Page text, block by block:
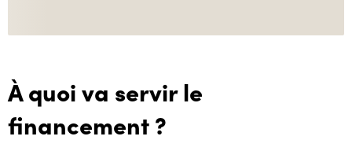
À quoi va servir le
financement ?